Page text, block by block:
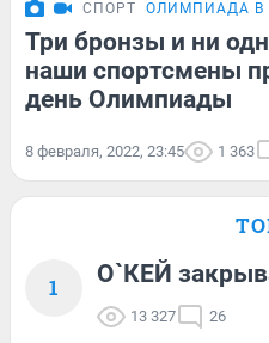
СПОРТ ОЛИМПИАДА В
Три бронзы и ни
наши спортсмены
день Олимпиады
8 февраля, 2022, 23:45 1 363
1 О`КЕЙ
13 327 26